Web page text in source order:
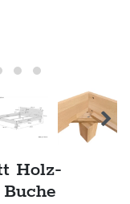
Holz-